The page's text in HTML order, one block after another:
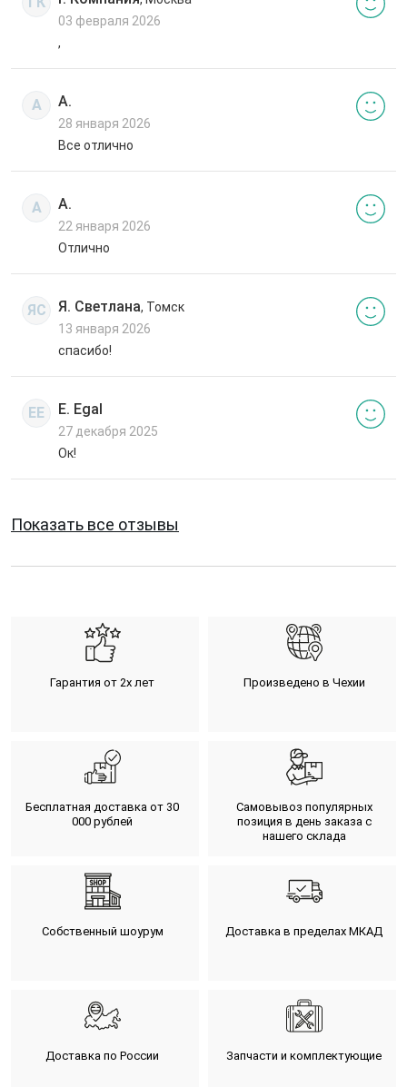
03 февраля 2026
,
А А.
28 января 2026
Все отлично
А А.
22 января 2026
Отлично
ЯС Я. Светлана, Томск
13 января 2026
спасибо!
EE E. Egal
27 декабря 2025
Ок!
Показать все отзывы
Гарантия от 2х лет Произведено в Чехии
Бесплатная доставка от 30
000 рублей
Самовывоз популярных
позиция в день заказа с
нашего склада
Собственный шоурум Доставка в пределах МКАД
Доставка по России Запчасти и комплектующие